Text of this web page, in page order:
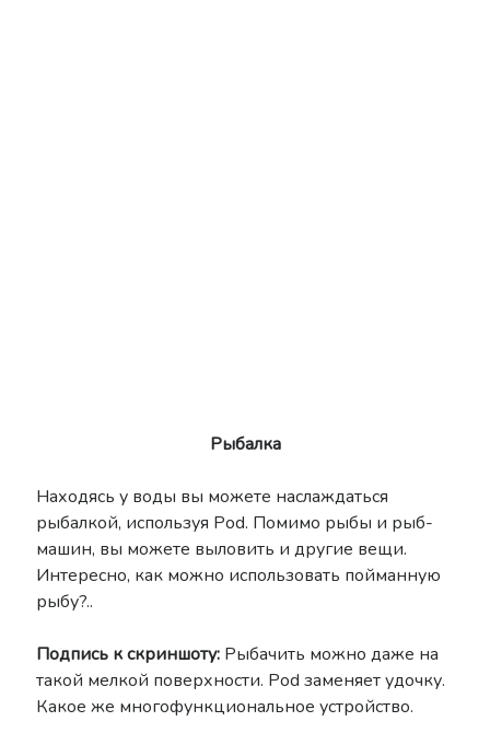
Рыбалка
Находясь у воды вы можете наслаждаться
рыбалкой, используя Pod. Помимо рыбы и рыб-
машин, вы можете выловить и другие вещи.
Интересно, как можно использовать пойманную
рыбу?..
Подпись к скриншоту: Рыбачить можно даже на
такой мелкой поверхности. Pod заменяет удочку.
Какое же многофункциональное устройство.